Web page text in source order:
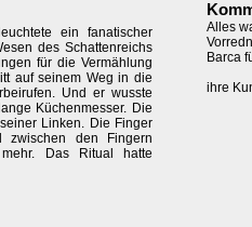
ein fanatischer
des Schattenreichs
für die Vermählung
auf seinem Weg in die
Und er wusste
Küchenmesser. Die
Linken. Die Finger
zwischen den Fingern
Das Ritual hatte
Alles
Barca
ihre